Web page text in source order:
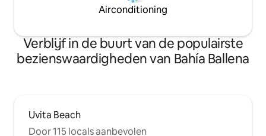
Airconditioning
Verblijf in de buurt van de populairste
bezienswaardigheden van Bahía Ballena
Uvita Beach
Door 115 locals aanbevolen